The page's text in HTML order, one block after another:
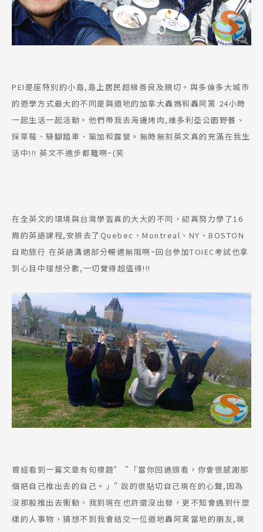
Latest News 最新消息
PEI是座特別的小島,島上居民超級善良及親切。與多倫多大城市
的遊學方式最大的不同是與道地的加拿大轟媽和轟阿罵 24小時
一起生活一起活動。他們帶我去海邊烤肉,維多利亞公園野餐、
採草莓、騎腳踏車、瑜加和露營。無時無刻英文真的充滿在我生
活中!!! 英文不進步都難啊~(笑
在全英文的環境與台灣學習真的大大的不同，認真努力學了16
周的英語課程,安排去了Quebec、Montreal、NY、BOSTON
自助旅行 在英語溝通部分暢通無阻啊~回台參加TOIEC考試也拿
到心目中理想分數,一切覺得超值得!!!
曾經看到一篇文章有句標題” "「當你回過頭看，你會很感謝那
個把自己推出去的自己。」" 說的很貼切自己現在的心聲,因為
沒那股推出去衝動，我到現在也許還沒出發，更不知會遇到什麼
樣的人事物，猜想不到我會結交一位道地轟阿罵當地的朋友,現